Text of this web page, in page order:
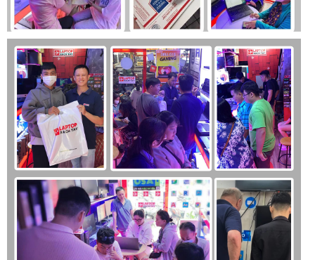
Cổng Kết Nối Đa Dạng
Để phục vụ tốt nhu cầu kết nối ngoại vi, Laptop Dell Latitude
3420 được trang bị khá đầy đủ các cổng kết nối thông dụng
bao gồm:
Laptop Dell Latitude 3420 có Cổng Kết Nối Đa Dạng